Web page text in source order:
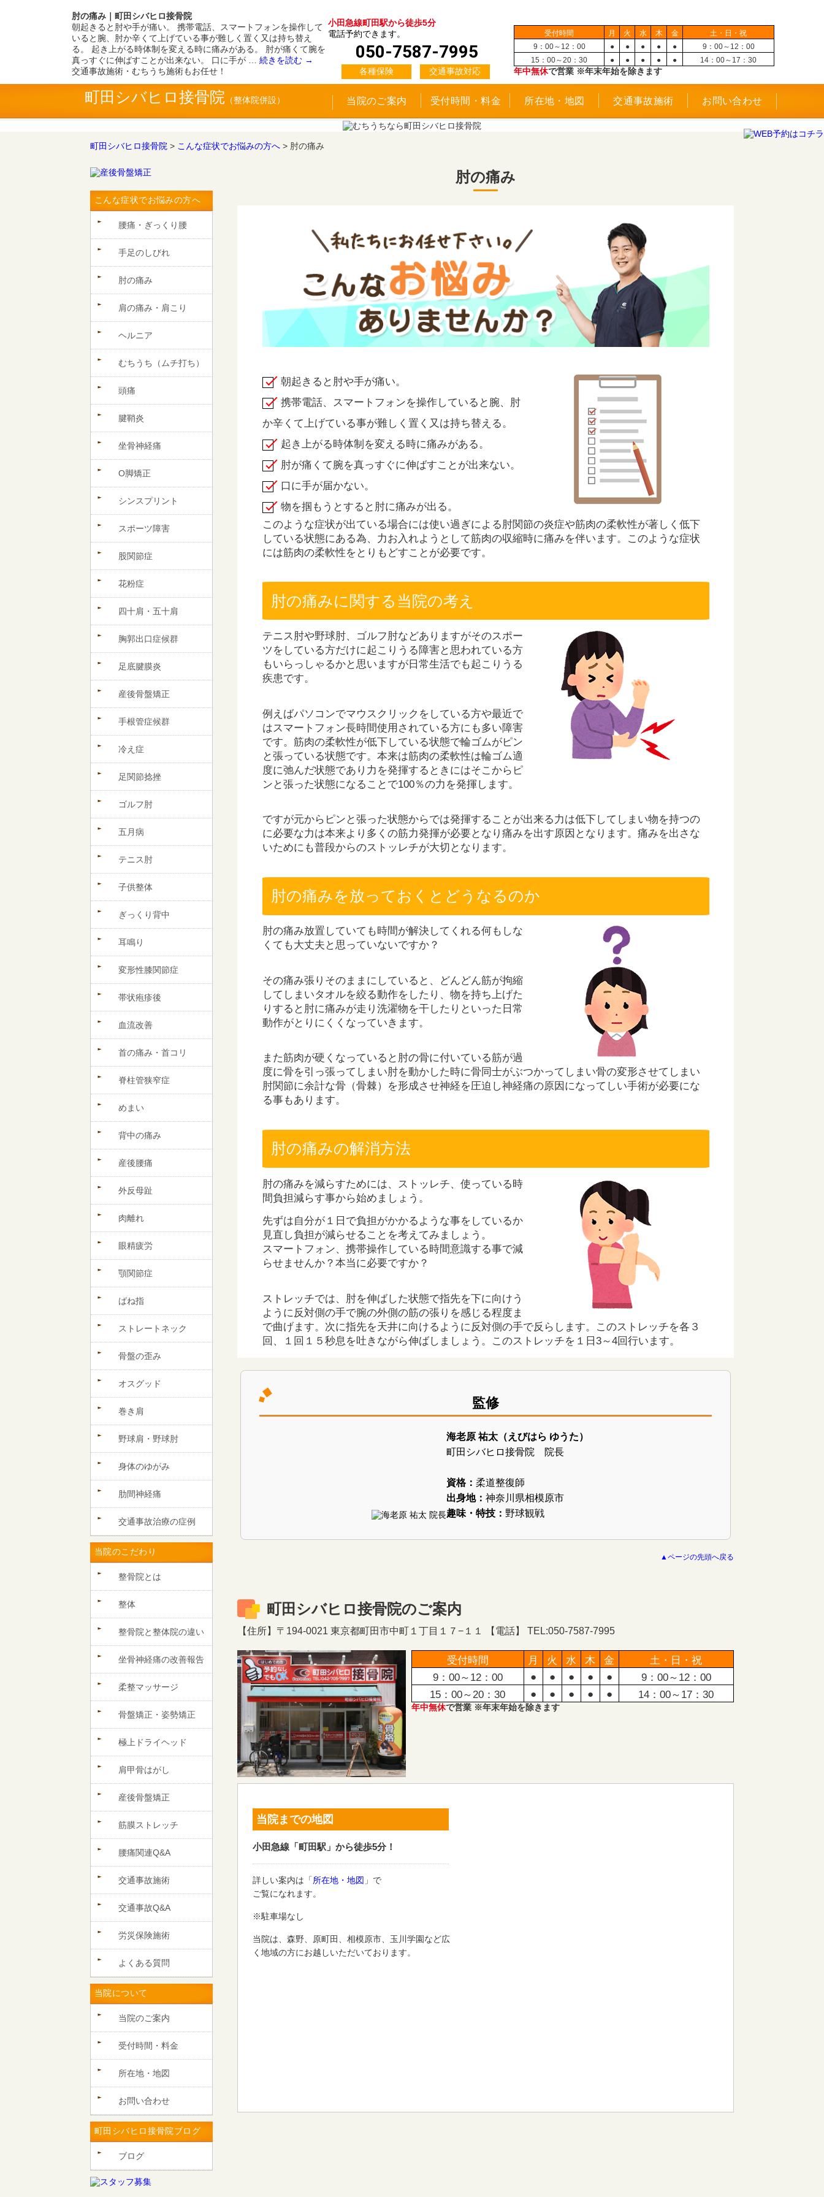
肘の痛み｜町田シバヒロ接骨院
朝起きると肘や手が痛い。 携帯電話、スマートフォンを操作して
いると腕、肘か辛くて上げている事が難しく置く又は持ち替え
る。 起き上がる時体制を変える時に痛みがある。 肘が痛くて腕を
真っすぐに伸ばすことが出来ない。 口に手が … 続きを読む →
交通事故施術・むちうち施術もお任せ！
小田急線町田駅から徒歩5分
電話予約できます。
050-7587-7995
各種保険 交通事故対応
受付時間 月 火 水 木 金
土・日・祝
9：00～12：00
● ● ● ● ●
9：00～12：00
15：00～20：30
● ● ● ● ● 14：00～17：30
年中無休で営業 ※年末年始を除きます
町田シバヒロ接骨院 当院のご案内 受付時間・料金 所在地・地図 交通事故施術 お問い合わせ
町田シバヒロ接骨院 > こんな症状でお悩みの方へ > 肘の痛み
肘の痛み
朝起きると肘や手が痛い。
携帯電話、スマートフォンを操作していると腕、肘
か辛くて上げている事が難しく置く又は持ち替える。
起き上がる時体制を変える時に痛みがある。
肘が痛くて腕を真っすぐに伸ばすことが出来ない。
口に手が届かない。
物を掴もうとすると肘に痛みが出る。
このような症状が出ている場合には使い過ぎによる肘関節の炎症や筋肉の柔軟性が著しく低下
している状態にある為、力お入れようとして筋肉の収縮時に痛みを伴います。このような症状
には筋肉の柔軟性をとりもどすことが必要です。
肘の痛みに関する当院の考え
テニス肘や野球肘、ゴルフ肘などありますがそのスポー
ツをしている方だけに起こりうる障害と思われている方
もいらっしゃるかと思いますが日常生活でも起こりうる
疾患です。
例えばパソコンでマウスクリックをしている方や最近で
はスマートフォン長時間使用されている方にも多い障害
です。筋肉の柔軟性が低下している状態で輪ゴムがピン
と張っている状態です。本来は筋肉の柔軟性は輪ゴム適
度に弛んだ状態であり力を発揮するときにはそこからピ
ンと張った状態になることで100％の力を発揮します。
ですが元からピンと張った状態からでは発揮することが出来る力は低下してしまい物を持つの
に必要な力は本来より多くの筋力発揮が必要となり痛みを出す原因となります。痛みを出さな
いためにも普段からのストッレチが大切となります。
肘の痛みを放っておくとどうなるのか
肘の痛み放置していても時間が解決してくれる何もしな
くても大丈夫と思っていないですか？
その痛み張りそのままにしていると、どんどん筋が拘縮
してしまいタオルを絞る動作をしたり、物を持ち上げた
りすると肘に痛みが走り洗濯物を干したりといった日常
動作がとりにくくなっていきます。
また筋肉が硬くなっていると肘の骨に付いている筋が過
度に骨を引っ張ってしまい肘を動かした時に骨同士がぶつかってしまい骨の変形させてしまい
肘関節に余計な骨（骨棘）を形成させ神経を圧迫し神経痛の原因になってしい手術が必要にな
る事もあります。
肘の痛みの解消方法
肘の痛みを減らすためには、ストッレチ、使っている時
間負担減らす事から始めましょう。
先ずは自分が１日で負担がかかるような事をしているか
見直し負担が減らせることを考えてみましょう。
スマートフォン、携帯操作している時間意識する事で減
らせませんか？本当に必要ですか？
ストレッチでは、肘を伸ばした状態で指先を下に向けう
ように反対側の手で腕の外側の筋の張りを感じる程度ま
で曲げます。次に指先を天井に向けるように反対側の手で反らします。このストレッチを各３
回、１回１５秒息を吐きながら伸ばしましょう。このストレッチを１日3～4回行います。
監修
海老原 祐太（えびはら ゆうた）
町田シバヒロ接骨院 院長
資格： 柔道整復師
出身地： 神奈川県相模原市
趣味・特技： 野球観戦
▲ページの先頭へ戻る
町田シバヒロ接骨院のご案内
【住所】〒194-0021 東京都町田市中町１丁目１７−１１ 【電話】 TEL:050-7587-7995
受付時間 月 火 水 木 金
土・日・祝
9：00～12：00
● ● ● ● ●
9：00～12：00
15：00～20：30
● ● ● ● ● 14：00～17：30
年中無休で営業 ※年末年始を除きます
当院までの地図
小田急線「町田駅」から徒歩5分！
詳しい案内は「所在地・地図 」で
ご覧になれます。
※駐車場なし
当院は、森野、原町田、相模原市、玉川学園など広
く地域の方にお越しいただいております。
こんな症状でお悩みの方へ
腰痛・ぎっくり腰
手足のしびれ
肘の痛み
肩の痛み・肩こり
ヘルニア
むちうち（ムチ打ち）
頭痛
腱鞘炎
坐骨神経痛
O脚矯正
シンスプリント
スポーツ障害
股関節症
花粉症
四十肩・五十肩
胸郭出口症候群
足底腱膜炎
産後骨盤矯正
手根管症候群
冷え症
足関節捻挫
ゴルフ肘
五月病
テニス肘
子供整体
ぎっくり背中
耳鳴り
変形性膝関節症
帯状疱疹後
血流改善
首の痛み・首コリ
脊柱管狭窄症
めまい
背中の痛み
産後腰痛
外反母趾
肉離れ
眼精疲労
顎関節症
ばね指
ストレートネック
骨盤の歪み
オスグッド
巻き肩
野球肩・野球肘
身体のゆがみ
肋間神経痛
交通事故治療の症例
当院のこだわり
整骨院とは
整体
整骨院と整体院の違い
坐骨神経痛の改善報告
柔整マッサージ
骨盤矯正・姿勢矯正
極上ドライヘッド
肩甲骨はがし
産後骨盤矯正
筋膜ストレッチ
腰痛関連Q&A
交通事故施術
交通事故Q&A
労災保険施術
よくある質問
当院について
当院のご案内
受付時間・料金
所在地・地図
お問い合わせ
町田シバヒロ接骨院ブログ
ブログ